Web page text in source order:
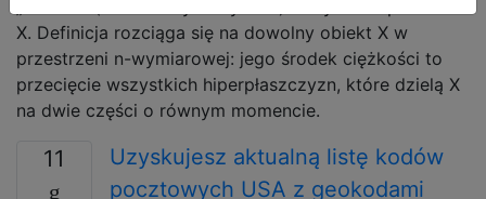
X. Definicja rozciąga się na dowolny obiekt X w
przestrzeni n-wymiarowej: jego środek ciężkości to
przecięcie wszystkich hiperpłaszczyzn, które dzielą X
na dwie części o równym momencie.
11
Uzyskujesz aktualną listę kodów
pocztowych USA z geokodami